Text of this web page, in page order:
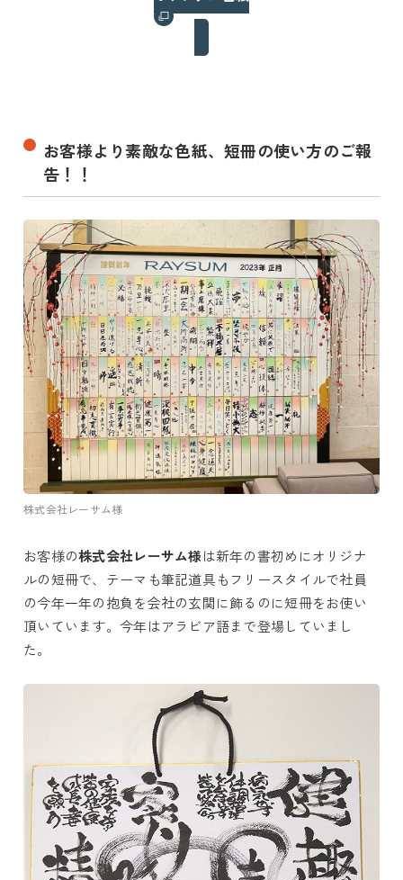
お客様より素敵な色紙、短冊の使い方のご報
告！！
株式会社レーサム様
お客様の株式会社レーサム様は新年の書初めにオリジナ
ルの短冊で、テーマも筆記道具もフリースタイルで社員
の今年一年の抱負を会社の玄関に飾るのに短冊をお使い
頂いています。今年はアラビア語まで登場していまし
た。